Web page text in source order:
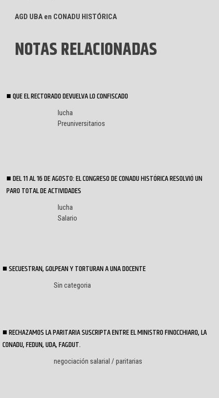
AGD UBA en CONADU HISTÓRICA
NOTAS RELACIONADAS
QUE EL RECTORADO DEVUELVA LO CONFISCADO
lucha
Preuniversitarios
DEL 11 AL 16 DE AGOSTO: EL CONGRESO DE CONADU HISTÓRICA RESOLVIÓ UN
PARO TOTAL DE ACTIVIDADES
lucha
Salario
SECUESTRAN, GOLPEAN Y TORTURAN A UNA DOCENTE
Sin categoria
RECHAZAMOS LA PARITARIA SUSCRIPTA ENTRE EL MINISTRO FINOCCHIARO, LA
CONADU, FEDUN, UDA, FAGDUT.
negociación salarial / paritarias